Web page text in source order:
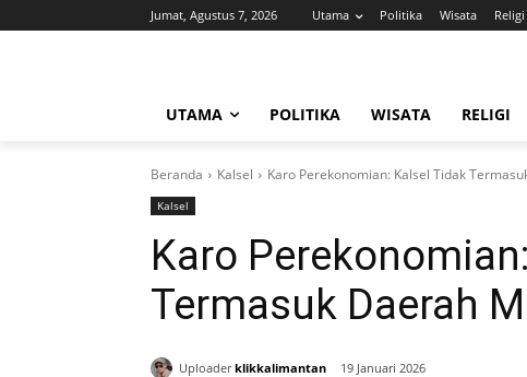
Jumat, Agustus 7, 2026 Utama Politika Wisata Religi
UTAMA POLITIKA WISATA RELIGI
Beranda Kalsel Karo Perekonomian: Kalsel Tidak
Kalsel
Karo
Termasuk Daerah
Uploader klikkalimantan 19 Januari 2026